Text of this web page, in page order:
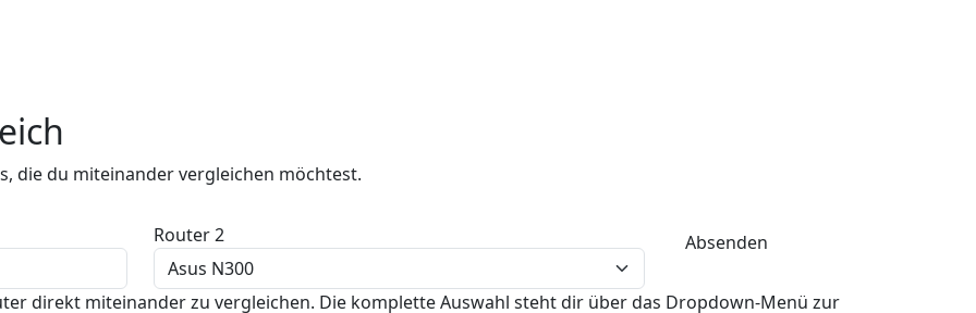
die du miteinander vergleichen möchtest.
Router 2
direkt miteinander zu vergleichen. Die komplette Auswahl steht dir über das Dropdown-Menü zur